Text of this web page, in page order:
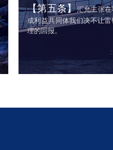
【第五条】汇允主张
成利益共同体我们决不让
理的回报。